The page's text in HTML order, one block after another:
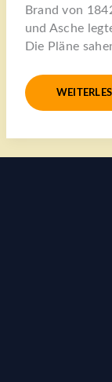
Brand von
und Asche
Die Pläne